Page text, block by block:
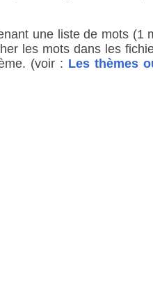
une liste de mots (1
les mots dans les
(voir : Les thèmes